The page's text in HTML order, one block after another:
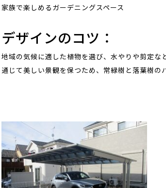
家族で楽しめるガーデニングスペース
デザインのコツ：
地域の気候に適した植物を選び、水やりや剪定
通じて美しい景観を保つため、常緑樹と落葉樹の